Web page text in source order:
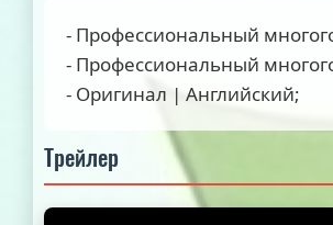
- Профессиональный
- Профессиональный
- Оригинал | Английский;
Трейлер